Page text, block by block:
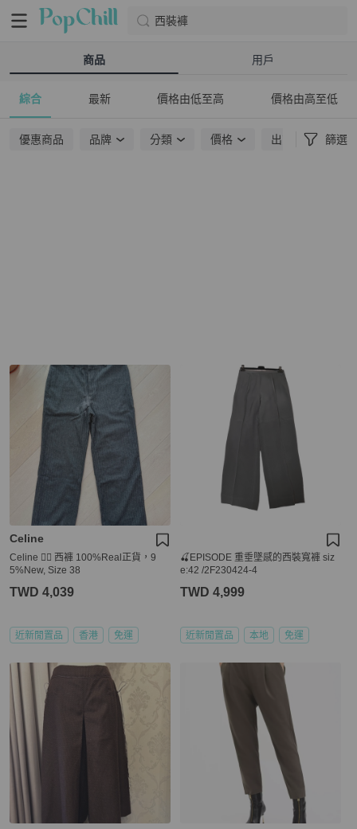
西裝褲
商品 用戶
綜合 最新 價格由低至高 價格由高至低
優惠商品 品牌 分類 價格 出貨地點 篩選
Celine
Celine 👍🏻 西褲 100%Real正貨，9
5%New, Size 38
TWD 4,039
近新閒置品 香港 免運
🍒EPISODE 重垂墜感的西裝寬褲 siz
e:42 /2F230424-4
TWD 4,999
近新閒置品 本地 免運